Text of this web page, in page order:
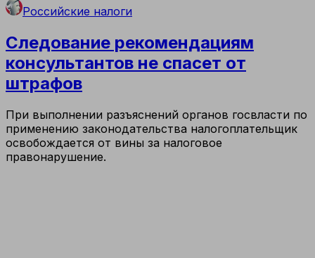
Российские налоги
Следование рекомендациям
консультантов не спасет от
штрафов
При выполнении разъяснений органов госвласти по
применению законодательства налогоплательщик
освобождается от вины за налоговое
правонарушение.